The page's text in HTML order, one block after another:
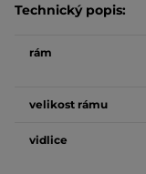
Technický popis:
rám
velikost rámu
vidlice